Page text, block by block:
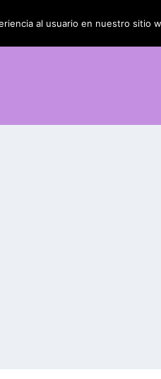
al usuario en nuestro